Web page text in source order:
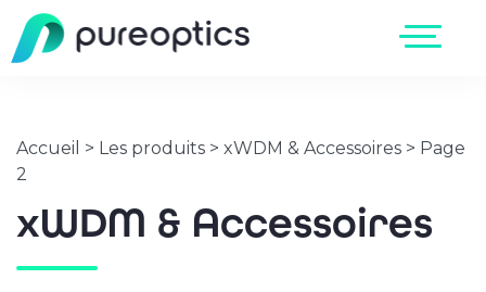
Accueil > Les produits > xWDM & Accessoires > Page
2
xWDM & Accessoires